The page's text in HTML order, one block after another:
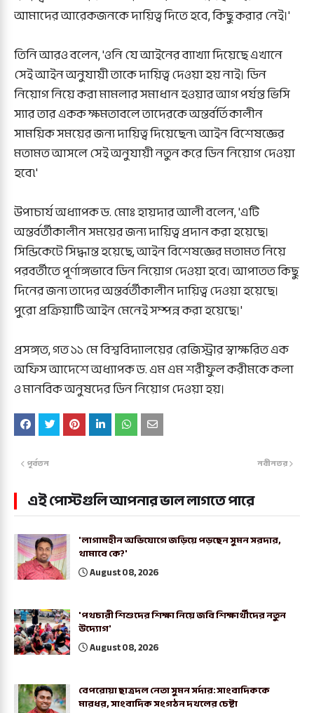
আমাদের আরেকজনকে দায়িত্ব দিতে হবে, কিছু করার নেই।'
‎তিনি আরও বলেন, 'ওনি যে আইনের ব্যাখ্যা দিয়েছে এখানে
সেই আইন অনুযায়ী তাকে দায়িত্ব দেওয়া হয় নাই। ডিন
নিয়োগ নিয়ে করা মামলার সমাধান হওয়ার আগ পর্যন্ত ভিসি
স্যার তার একক ক্ষমতাবলে তাদেরকে অন্তর্বর্তিকালীন
সাময়িক সময়ের জন্য দায়িত্ব দিয়েছেন৷ আইন বিশেষজ্ঞের
মতামত আসলে সেই অনুযায়ী নতুন করে ডিন নিয়োগ দেওয়া
হবে৷'
‎উপাচার্য অধ্যাপক ড. মোঃ হায়দার আলী বলেন, 'এটি
অন্তর্বর্তীকালীন সময়ের জন্য দায়িত্ব প্রদান করা হয়েছে।
সিন্ডিকেটে সিদ্ধান্ত হয়েছে, আইন বিশেষজ্ঞের মতামত নিয়ে
পরবর্তীতে পূর্ণাঙ্গভাবে ডিন নিয়োগ দেওয়া হবে। আপাতত কিছু
দিনের জন্য তাদের অন্তর্বর্তীকালীন দায়িত্ব দেওয়া হয়েছে।
পুরো প্রক্রিয়াটি আইন মেনেই সম্পন্ন করা হয়েছে।'
‎প্রসঙ্গত, গত ১১ মে বিশ্ববিদ্যালয়ের রেজিস্ট্রার স্বাক্ষরিত এক
অফিস আদেশে অধ্যাপক ড. এম এম শরীফুল করীমকে কলা
ও মানবিক অনুষদের ডিন নিয়োগ দেওয়া হয়।
নবীনতর
পূর্বতন
এই পোস্টগুলি আপনার ভাল লাগতে পারে
'লাগামহীন অভিযোগে জড়িয়ে পড়ছেন সুমন সরদার,
থামাবে কে?'
August 08, 2026
'পথচারী শিশুদের শিক্ষা নিয়ে জবি শিক্ষার্থীদের নতুন
উদ্যোগ'
August 08, 2026
বেপরোয়া ছাত্রদল নেতা সুমন সর্দার: সাংবাদিককে
মারধর, সাংবাদিক সংগঠন দখলের চেষ্টা